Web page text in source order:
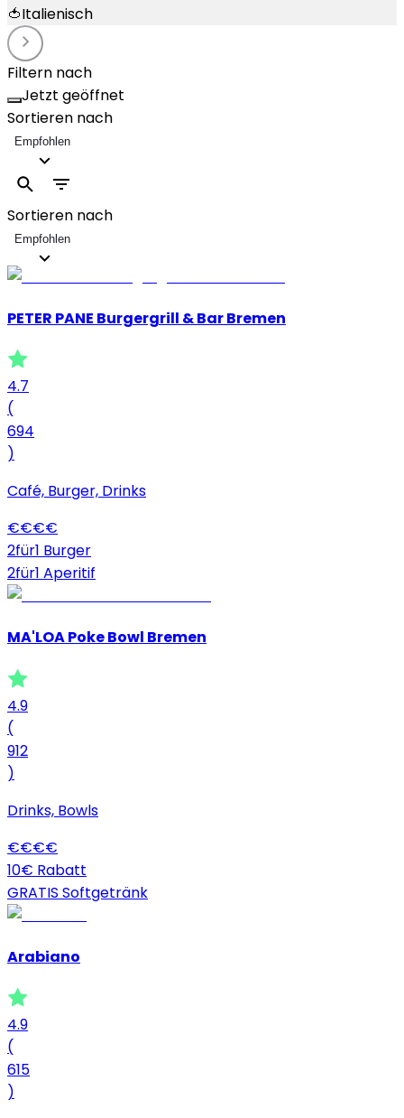
🍅Italienisch
Filtern nach
Jetzt geöffnet
Sortieren nach
Empfohlen
Sortieren nach
Empfohlen
PETER PANE Burgergrill & Bar Bremen
4.7
(
694
)
Café, Burger, Drinks
€€€€
2für1 Burger
2für1 Aperitif
MA'LOA Poke Bowl Bremen
4.9
(
912
)
Drinks, Bowls
€€€€
10€ Rabatt
GRATIS Softgetränk
Arabiano
4.9
(
615
)